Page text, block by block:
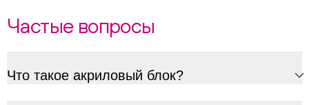
Частые вопросы
Что такое акриловый блок?